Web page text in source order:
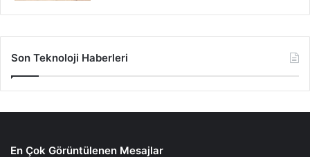
Son Teknoloji Haberleri
En Çok Görüntülenen Mesajlar